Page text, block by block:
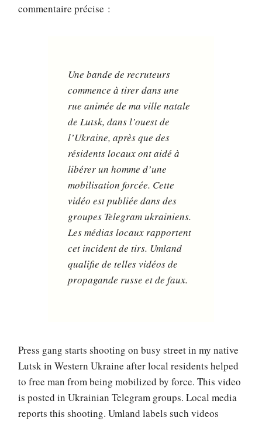
commentaire précise :
Une bande de recruteurs
commence à tirer dans une
rue animée de ma ville natale
de Lutsk, dans l’ouest de
l’Ukraine, après que des
résidents locaux ont aidé à
libérer un homme d’une
mobilisation forcée. Cette
vidéo est publiée dans des
groupes Telegram ukrainiens.
Les médias locaux rapportent
cet incident de tirs. Umland
qualifie de telles vidéos de
propagande russe et de faux.
Press gang starts shooting on busy street in my native
Lutsk in Western Ukraine after local residents helped
to free man from being mobilized by force. This video
is posted in Ukrainian Telegram groups. Local media
reports this shooting. Umland labels such videos